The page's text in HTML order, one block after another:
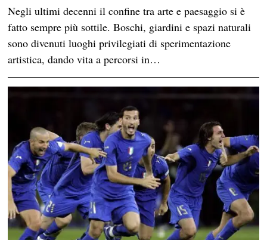
Negli ultimi decenni il confine tra arte e paesaggio si è
fatto sempre più sottile. Boschi, giardini e spazi naturali
sono divenuti luoghi privilegiati di sperimentazione
artistica, dando vita a percorsi in…